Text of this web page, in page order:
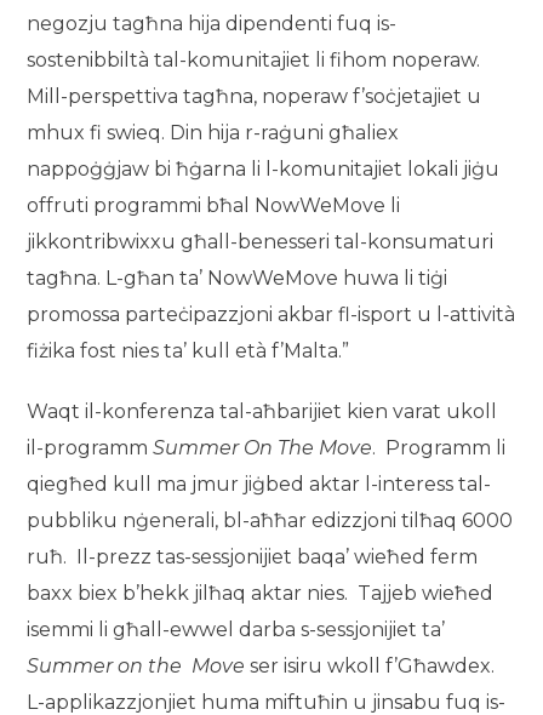
negozju tagħna hija dipendenti fuq is-
sostenibbiltà tal-komunitajiet li fihom noperaw.
Mill-perspettiva tagħna, noperaw f’soċjetajiet u
mhux fi swieq. Din hija r-raġuni għaliex
nappoġġjaw bi ħġarna li l-komunitajiet lokali jiġu
offruti programmi bħal NowWeMove li
jikkontribwixxu għall-benesseri tal-konsumaturi
tagħna. L-għan ta’ NowWeMove huwa li tiġi
promossa parteċipazzjoni akbar fl-isport u l-attività
fiżika fost nies ta’ kull età f’Malta.”
Waqt il-konferenza tal-aħbarijiet kien varat ukoll
il-programmSummer On The Move. Programm li
qiegħed kull ma jmur jiġbed aktar l-interess tal-
pubbliku nġenerali, bl-aħħar edizzjoni tilħaq 6000
ruħ. Il-prezz tas-sessjonijiet baqa’ wieħed ferm
baxx biex b’hekk jilħaq aktar nies. Tajjeb wieħed
isemmi li għall-ewwel darba s-sessjonijiet ta’
Summer on the Move ser isiru wkoll f’Għawdex.
L-applikazzjonjiet huma miftuħin u jinsabu fuq is-